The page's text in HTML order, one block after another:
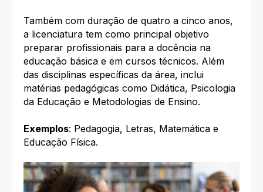
Também com duração de quatro a cinco anos,
a licenciatura tem como principal objetivo
preparar profissionais para a docência na
educação básica e em cursos técnicos. Além
das disciplinas específicas da área, inclui
matérias pedagógicas como Didática, Psicologia
da Educação e Metodologias de Ensino.
Exemplos: Pedagogia, Letras, Matemática e
Educação Física.